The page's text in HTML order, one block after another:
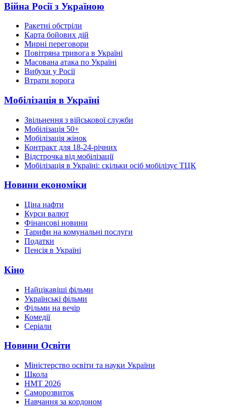
Війна Росії з Україною
Ракетні обстріли
Карта бойових дій
Мирні переговори
Повітряна тривога в Україні
Масована атака по Україні
Вибухи у Росії
Втрати ворога
Мобілізація в Україні
Звільнення з військової служби
Мобілізація 50+
Мобілізація жінок
Контракт для 18-24-річних
Відстрочка від мобілізації
Мобілізація в Україні: скільки осіб мобілізує ТЦК
Новини економіки
Ціна нафти
Курси валют
Фінансові новини
Тарифи на комунальні послуги
Податки
Пенсія в Україні
Кіно
Найцікавіші фільми
Українські фільми
Фільми на вечір
Комедії
Серіали
Новини Освіти
Міністерство освіти та науки України
Школа
НМТ 2026
Саморозвиток
Навчання за кордоном